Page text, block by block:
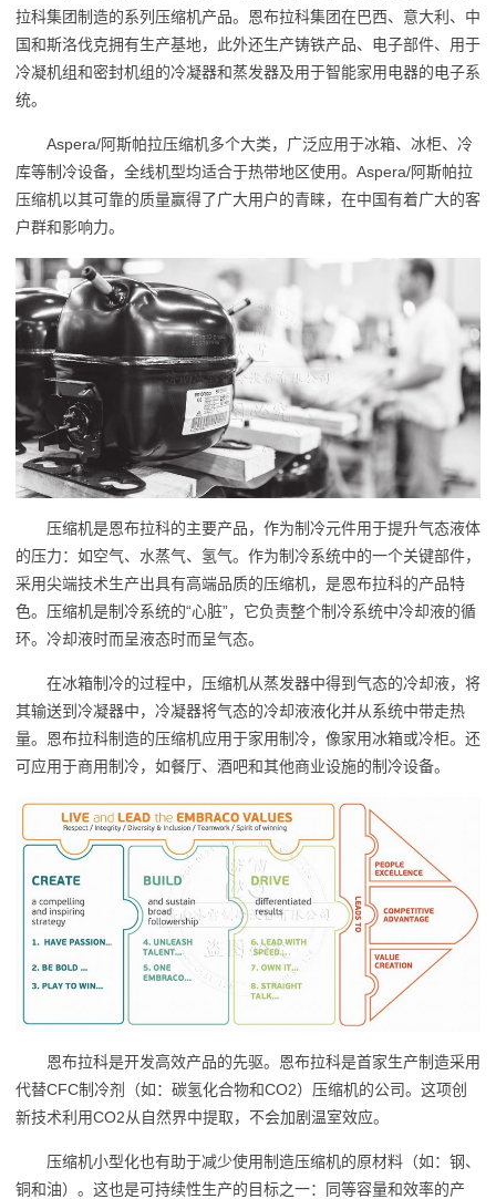
拉科集团制造的系列压缩机产品。恩布拉科集团在巴西、意大利、中
国和斯洛伐克拥有生产基地，此外还生产铸铁产品、电子部件、用于
冷凝机组和密封机组的冷凝器和蒸发器及用于智能家用电器的电子系
统。
Aspera/阿斯帕拉压缩机多个大类，广泛应用于冰箱、冰柜、冷
库等制冷设备，全线机型均适合于热带地区使用。Aspera/阿斯帕拉
压缩机以其可靠的质量赢得了广大用户的青睐，在中国有着广大的客
户群和影响力。
压缩机是恩布拉科的主要产品，作为制冷元件用于提升气态液体
的压力：如空气、水蒸气、氢气。作为制冷系统中的一个关键部件，
采用尖端技术生产出具有高端品质的压缩机，是恩布拉科的产品特
色。压缩机是制冷系统的“心脏”，它负责整个制冷系统中冷却液的循
环。冷却液时而呈液态时而呈气态。
在冰箱制冷的过程中，压缩机从蒸发器中得到气态的冷却液，将
其输送到冷凝器中，冷凝器将气态的冷却液液化并从系统中带走热
量。恩布拉科制造的压缩机应用于家用制冷，像家用冰箱或冷柜。还
可应用于商用制冷，如餐厅、酒吧和其他商业设施的制冷设备。
恩布拉科是开发高效产品的先驱。恩布拉科是首家生产制造采用
代替CFC制冷剂（如：碳氢化合物和CO2）压缩机的公司。这项创
新技术利用CO2从自然界中提取，不会加剧温室效应。
压缩机小型化也有助于减少使用制造压缩机的原材料（如：钢、
铜和油）。这也是可持续性生产的目标之一：同等容量和效率的产